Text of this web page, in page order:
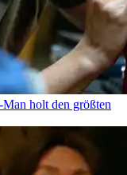
holt den größten